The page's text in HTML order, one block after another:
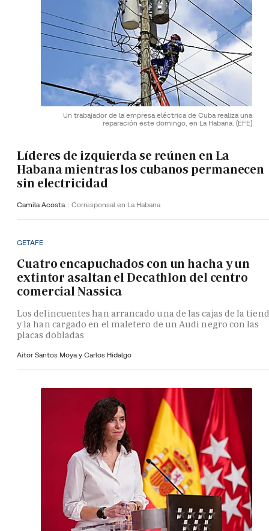
Un trabajador de la empresa eléctrica de Cuba realiza una
reparación este domingo, en La Habana. (EFE)
Líderes de izquierda se reúnen en La
Habana mientras los cubanos permanecen
sin electricidad
Camila Acosta Corresponsal en La Habana
GETAFE
Cuatro encapuchados con un hacha y un
extintor asaltan el Decathlon del centro
comercial Nassica
Los delincuentes han arrancado una de las cajas de la
y la han cargado en el maletero de un Audi negro con las
placas dobladas
Aitor Santos Moya y Carlos Hidalgo